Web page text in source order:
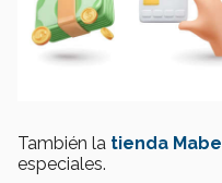
También la tienda Mabe
especiales.